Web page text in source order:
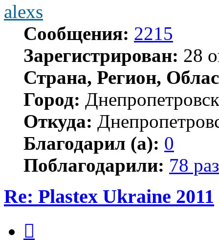
alexs
Сообщения: 2215
Зарегистрирован: 28
Страна, Регион,
Город: Днепропетровск
Откуда:
Благодарил (а): 0
Поблагодарили: 78 раз
Re: Plastex Ukraine 2011